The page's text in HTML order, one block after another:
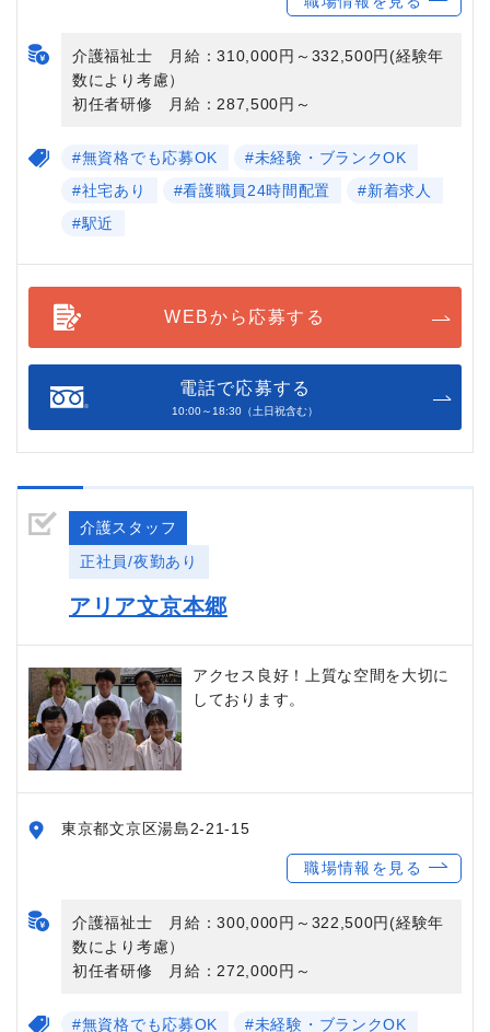
介護福祉士 月給：310,000円～332,500円(経験年
数により考慮）
初任者研修 月給：287,500円～
#無資格でも応募OK
#未経験・ブランクOK
#社宅あり
#看護職員24時間配置
#新着求人
#駅近
WEBから応募する
電話で応募する
10:00～18:30（土日祝含む）
介護スタッフ
正社員/夜勤あり
アリア文京本郷
アクセス良好！上質な空間を大切に
しております。
東京都文京区湯島2-21-15
職場情報を見る
介護福祉士 月給：300,000円～322,500円(経験年
数により考慮）
初任者研修 月給：272,000円～
#無資格でも応募OK
#未経験・ブランクOK